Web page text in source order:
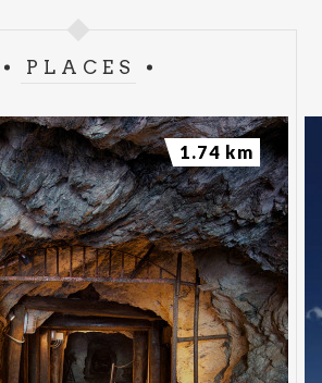
PLACES
1.74 km